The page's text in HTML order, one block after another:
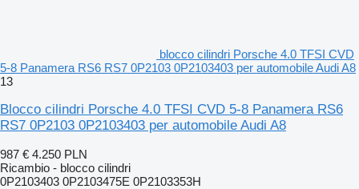
blocco cilindri Porsche 4.0 TFSI CVD
5-8 Panamera RS6 RS7 0P2103 0P2103403 per automobile Audi A8
13
Blocco cilindri Porsche 4.0 TFSI CVD 5-8 Panamera RS6
RS7 0P2103 0P2103403 per automobile Audi A8
987 € 4.250 PLN
Ricambio - blocco cilindri
0P2103403 0P2103475E 0P2103353H